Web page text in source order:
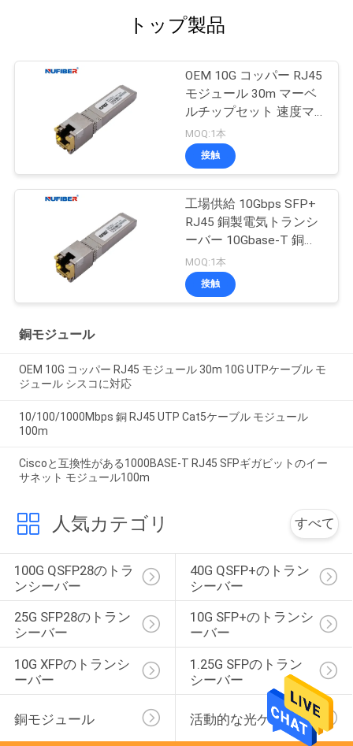
トップ製品
OEM 10G コッパー RJ45
モジュール 30m マーベ
ルチップセット 速度マ
ッチングモード
MOQ:1本
接触
工場供給 10Gbps SFP+
RJ45 銅製電気トランシ
ーバー 10Gbase-T 銅製
モジュール 30m
MOQ:1本
接触
銅モジュール
OEM 10G コッパー RJ45 モジュール 30m 10G UTPケーブル モ
ジュール シスコに対応
10/100/1000Mbps 銅 RJ45 UTP Cat5ケーブル モジュール
100m
Ciscoと互換性がある1000BASE-T RJ45 SFPギガビットのイー
サネット モジュール100m
人気カテゴリ すべて
100G QSFP28のトラ
ンシーバー
40G QSFP+のトラン
シーバー
25G SFP28のトラン
シーバー
10G SFP+のトランシ
ーバー
10G XFPのトランシ
ーバー
1.25G SFPのトラン
シーバー
銅モジュール 活動的な光ケーブル